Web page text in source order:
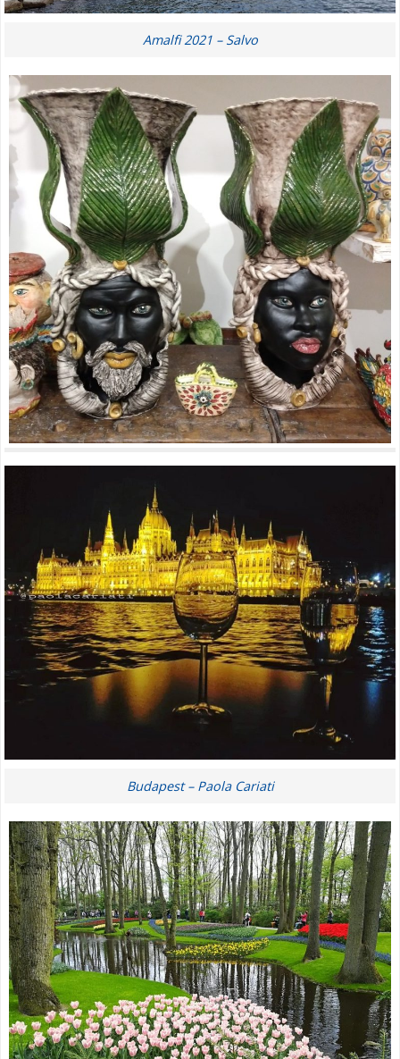
Amalfi 2021 – Salvo
Budapest – Paola Cariati